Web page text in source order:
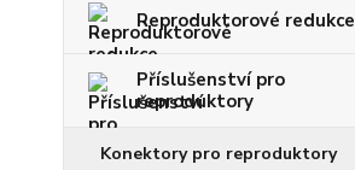
Reproduktorové redukce
Příslušenství pro
reproduktory
Konektory pro reproduktory